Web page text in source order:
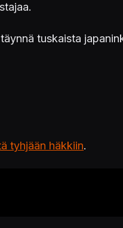
tuskaista
tyhjään häkkiin.